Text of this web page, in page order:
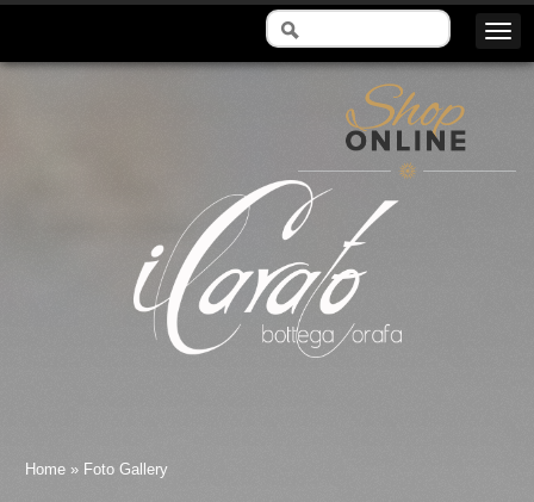
Il Carato - Bottega Orafa
Home » Foto Gallery